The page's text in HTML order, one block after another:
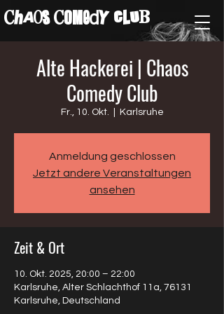
ChAos COMedY cLuB
Alte Hackerei | Chaos
Comedy Club
Fr., 10. Okt. Karlsruhe
Anmeldung geschlossen
Jetzt andere Veranstaltungen
ansehen
Zeit & Ort
10. Okt. 2025, 20:00 – 22:00
Karlsruhe, Alter Schlachthof 11a, 76131
Karlsruhe, Deutschland